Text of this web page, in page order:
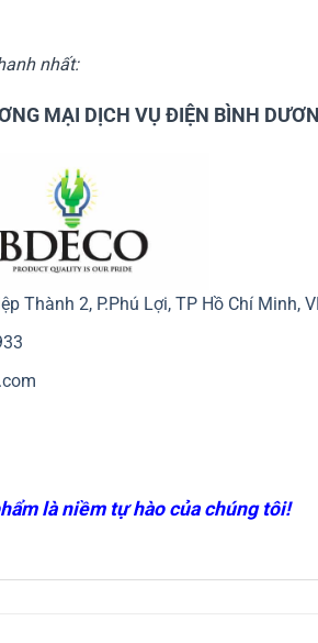
nhất:
MẠI DỊCH VỤ ĐIỆN BÌNH
Thành 2, P.Phú Lợi, TP Hồ Chí Minh,
là niềm tự hào của chúng tôi!